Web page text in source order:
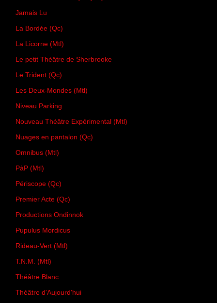
Jamais Lu
La Bordée (Qc)
La Licorne (Mtl)
Le petit Théâtre de Sherbrooke
Le Trident (Qc)
Les Deux-Mondes (Mtl)
Niveau Parking
Nouveau Théâtre Expérimental (Mtl)
Nuages en pantalon (Qc)
Omnibus (Mtl)
PàP (Mtl)
Périscope (Qc)
Premier Acte (Qc)
Productions Ondinnok
Pupulus Mordicus
Rideau-Vert (Mtl)
T.N.M. (Mtl)
Théâtre Blanc
Théâtre d'Aujourd'hui